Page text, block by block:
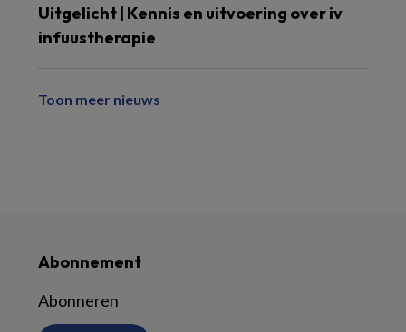
Uitgelicht | Kennis en uitvoering over iv
infuustherapie
Toon meer nieuws
Abonnement
Abonneren